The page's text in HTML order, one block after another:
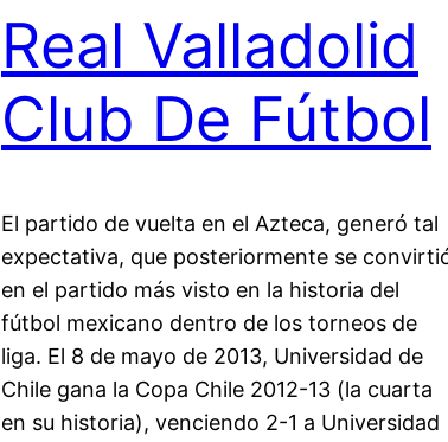
Real Valladolid
Club De Fútbol
El partido de vuelta en el Azteca, generó tal
expectativa, que posteriormente se
en el partido más visto en la historia del
fútbol mexicano dentro de los torneos de
liga. El 8 de mayo de 2013, Universidad de
Chile gana la Copa Chile 2012-13 (la cuarta
en su historia), venciendo 2-1 a Universidad